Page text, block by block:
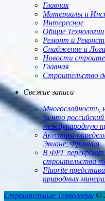
Главная
Материалы и
Интересное
Общие Технологии
Ремонт и
Снабжение и
Новости
Главная
Строительство
Свежие записи
Многослойность,
за что
международную
Акустика
Эвиане, Франция
В ФРГ перекроют
строительства
Fluorite
природных
Строительные Технологии ©